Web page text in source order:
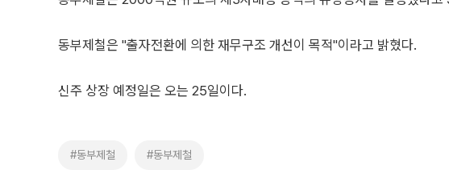
동부제철은 "출자전환에 의한 재무구조 개선이 목적"이라고 밝혔다.
신주 상장 예정일은 오는 25일이다.
#동부제철 #동부제철